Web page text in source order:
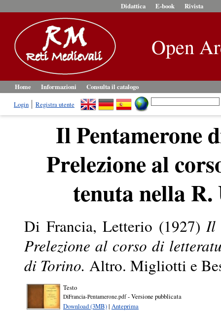
Didattica E-book Rivista
Open
Home Informazioni
Consulta il catalogo
Login
Registra utente
Il Pentamerone
Prelezione al
tenuta nella
Di Francia, Letterio (1927)Il
Prelezione al corso di
di Torino. Altro. Migliotti e
Testo
DiFrancia-Pentamerone.pdf- Versione pubblicata
Download (3MB)| Anteprima